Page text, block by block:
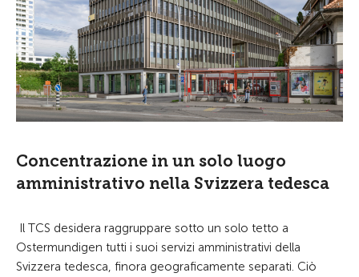
Concentrazione in un solo luogo
amministrativo nella Svizzera tedesca
Il TCS desidera raggruppare sotto un solo tetto a
Ostermundigen tutti i suoi servizi amministrativi della
Svizzera tedesca, finora geograficamente separati. Ciò